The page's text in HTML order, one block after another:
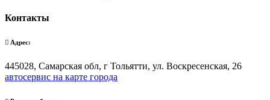
Контакты
Адрес:
445028, Самарская обл, г Тольятти, ул. Воскресенская, 26
автосервис на карте города